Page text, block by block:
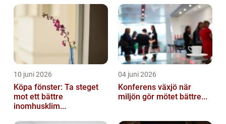
10 juni 2026
Köpa fönster: Ta steget
mot ett bättre
inomhusklim...
04 juni 2026
Konferens växjö när
miljön gör mötet bättre...